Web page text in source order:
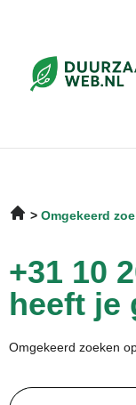
Omgekeerd
+31 10
heeft je
Omgekeerd zoeken